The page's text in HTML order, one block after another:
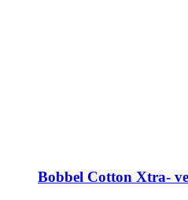
Bobbel Cotton Xtra-